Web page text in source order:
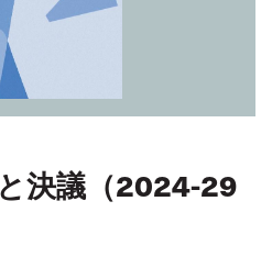
決議（2024-29